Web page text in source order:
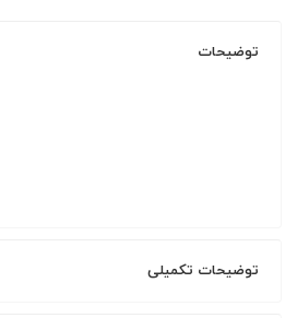
توضیحات
توضیحات تکمیلی